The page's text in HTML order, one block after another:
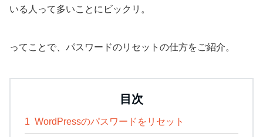
いる人って多いことにビックリ。
ってことで、パスワードのリセットの仕方をご紹介。
目次
1 WordPressのパスワードをリセット